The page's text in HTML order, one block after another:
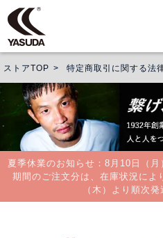
ストアTOP 特定商取引に関する法
夏季休業のお知らせ：8月10日（
期間のご注文分は、在庫状況によ
（木）より順次発